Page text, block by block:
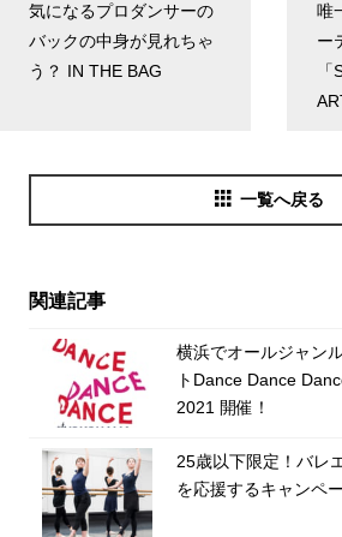
気になるプロダンサーの
バックの中身が見れちゃ
う？ IN THE BAG
唯
ー
一覧へ戻る
関連記事
横浜でオールジャン
トDance Dance
2021 開催！
25歳以下限定！バレ
を応援するキャンペ